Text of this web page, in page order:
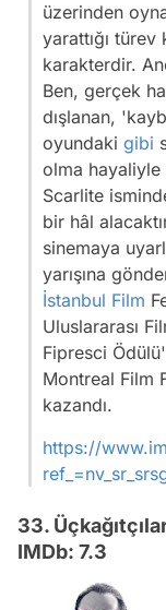
üzerinden
yarattığı
karakterdir.
Ben, gerçek
dışlanan,
oyundaki gibi
olma hayaliyle
Scarlite
bir hâl
sinemaya
yarışına
İstanbul Film
Uluslararası
Fipresci
Montreal Film
kazandı.
https://
33.
IMDb: 7.3